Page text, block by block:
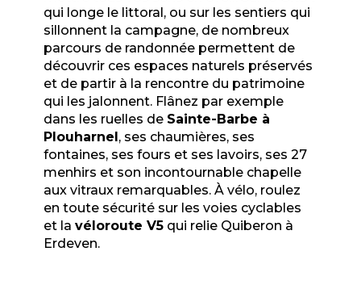
qui longe le littoral, ou sur les sentiers qui
sillonnent la campagne, de nombreux
parcours de randonnée permettent de
découvrir ces espaces naturels préservés
et de partir à la rencontre du patrimoine
qui les jalonnent. Flânez par exemple
dans les ruelles de Sainte-Barbe à
Plouharnel, ses chaumières, ses
fontaines, ses fours et ses lavoirs, ses 27
menhirs et son incontournable chapelle
aux vitraux remarquables. À vélo, roulez
en toute sécurité sur les voies cyclables
et la véloroute V5 qui relie Quiberon à
Erdeven.